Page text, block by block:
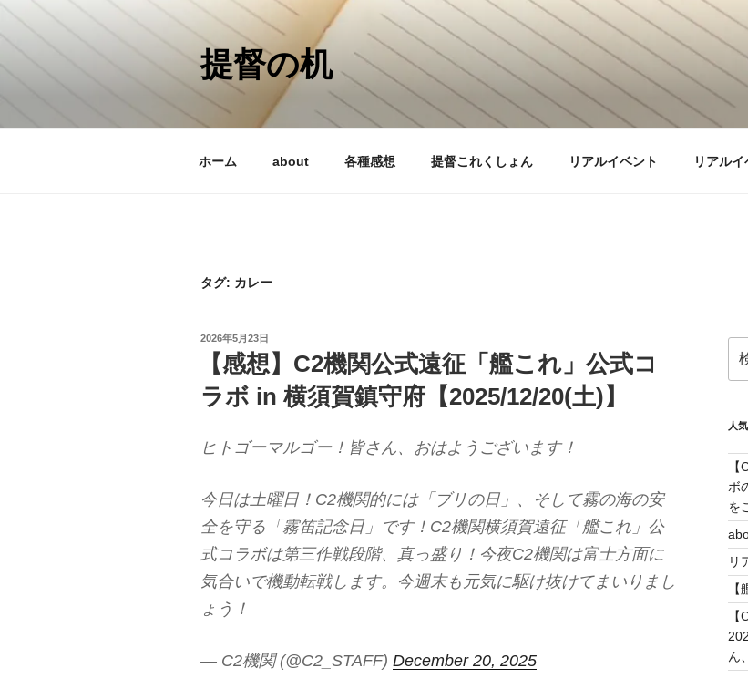
ン
提督の机
ホーム about 各種感想 提督これくしょん リアルイベント リアル
タグ: カレー
投
2026年5月23日
【感想】C2機関公式遠征「艦これ」公式コ
ラボ in 横須賀鎮守府【2025/12/20(土)】
ヒトゴーマルゴー！皆さん、おはようございます！
今日は土曜日！C2機関的には「ブリの日」、そして霧の海の安
全を守る「霧笛記念日」です！C2機関横須賀遠征「艦これ」公
式コラボは第三作戦段階、真っ盛り！今夜C2機関は富士方面に
気合いで機動転戦します。今週末も元気に駆け抜けてまいりまし
ょう！
— C2機関 (@C2_STAFF) December 20, 2025
索:
人
ボ
を
リ
ん